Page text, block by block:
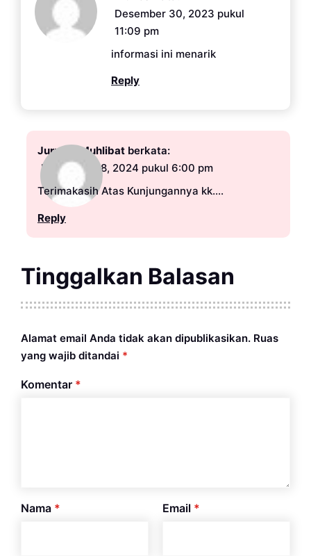
Desember 30, 2023 pukul
11:09 pm
informasi ini menarik
Reply
Jurnalis Muhlibat berkata:
November 18, 2024 pukul 6:00 pm
Terimakasih Atas Kunjungannya kk….
Reply
Tinggalkan Balasan
Alamat email Anda tidak akan dipublikasikan. Ruas
yang wajib ditandai *
Komentar *
Nama * Email *